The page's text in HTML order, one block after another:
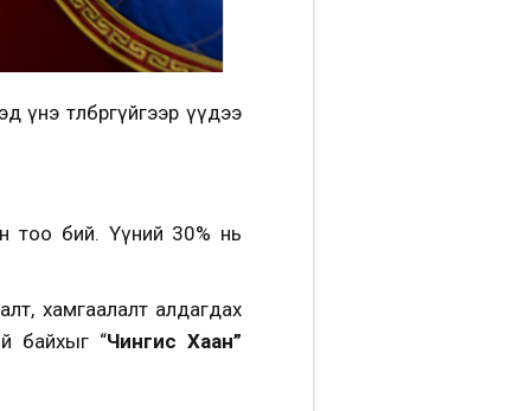
төлбөргүйгээр үүдээ
тоо бий. Үүний 30% нь
хамгаалалт алдагдах
байхыг “Чингис Хаан”